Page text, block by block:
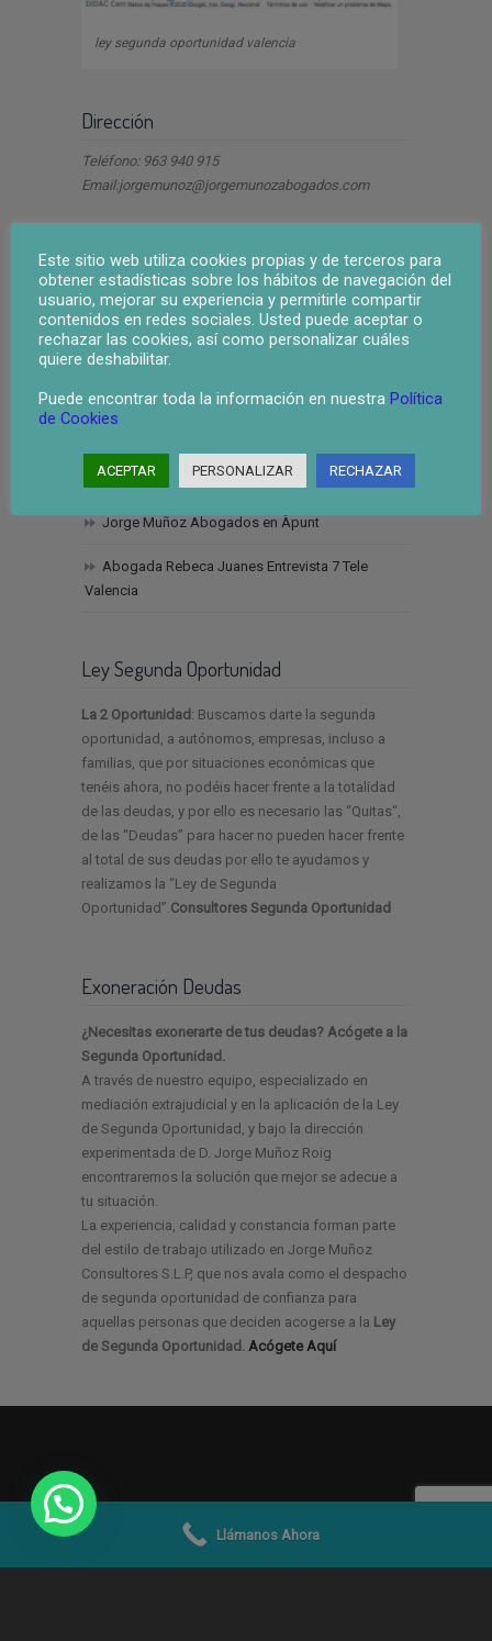
ley segunda oportunidad valencia
Dirección
Teléfono: 963 940 915
Email:jorgemunoz@jorgemunozabogados.com
Ultimas Noticias
Un mensaje de agradecimiento y compromiso
en estas fechas navideñas
2026: Nuevos horizontes para la abogacía y la
I Curso de experto en Derecho, Administración
Concursal y Reestructuraciones a la luz del nuevo
Texto Refundido de la Ley Concursal.
Jorge Muñoz Abogados en Àpunt
Abogada Rebeca Juanes Entrevista 7 Tele
Valencia
Ley Segunda Oportunidad
La 2 Oportunidad : Buscamos darte la segunda
oportunidad, a autónomos, empresas, incluso a
familias, que por situaciones económicas que
tenéis ahora, no podéis hacer frente a la totalidad
de las deudas, y por ello es necesario las “Quitas“,
de las “Deudas” para hacer no pueden hacer frente
al total de sus deudas por ello te ayudamos y
realizamos la “Ley de Segunda
Oportunidad”. Consultores Segunda Oportunidad
Exoneración Deudas
¿Necesitas exonerarte de tus deudas? Acógete a la
Segunda Oportunidad.
A través de nuestro equipo, especializado en
mediación extrajudicial y en la aplicación de la Ley
de Segunda Oportunidad, y bajo la dirección
experimentada de D. Jorge Muñoz Roig
encontraremos la solución que mejor se adecue a
tu situación.
La experiencia, calidad y constancia forman parte
del estilo de trabajo utilizado en Jorge Muñoz
Consultores S.L.P, que nos avala como el despacho
de segunda oportunidad de confianza para
aquellas personas que deciden acogerse a la Ley
de Segunda Oportunidad. Acógete Aquí
Este sitio web utiliza cookies propias y de terceros para
obtener estadísticas sobre los hábitos de navegación del
usuario, mejorar su experiencia y permitirle compartir
contenidos en redes sociales. Usted puede aceptar o
rechazar las cookies, así como personalizar cuáles
quiere deshabilitar.
Puede encontrar toda la información en nuestra Política
de Cookies
ACEPTAR PERSONALIZAR RECHAZAR
Llámanos Ahora